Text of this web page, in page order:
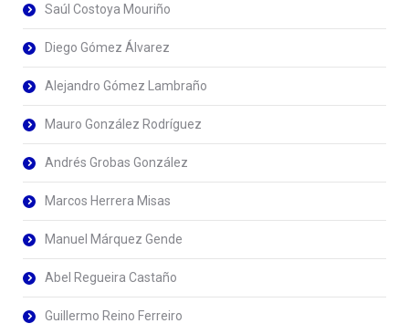
Saúl Costoya Mouriño
Diego Gómez Álvarez
Alejandro Gómez Lambraño
Mauro González Rodríguez
Andrés Grobas González
Marcos Herrera Misas
Manuel Márquez Gende
Abel Regueira Castaño
Guillermo Reino Ferreiro